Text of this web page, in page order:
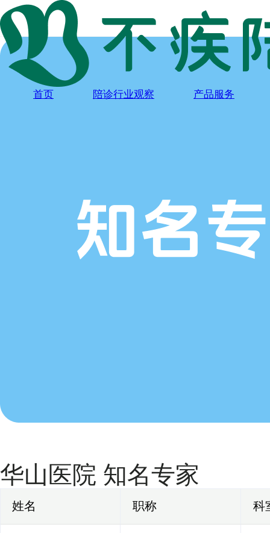
首页 陪诊行业观察 产品服务
华山医院 知名专家
姓名 职称 科